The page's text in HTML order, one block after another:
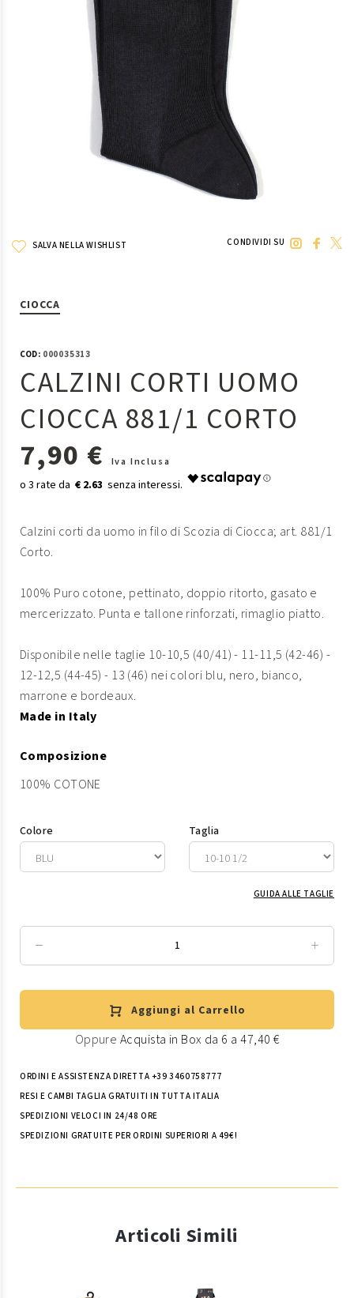
SALVA NELLA WISHLIST CONDIVIDI SU
CIOCCA
COD:000035313
CALZINI CORTI UOMO
CIOCCA 881/1 CORTO
7,90 €
Iva Inclusa
€ 2.63
Calzini corti da uomo in filo di Scozia di Ciocca; art. 881/1
Corto.
100% Puro cotone, pettinato, doppio ritorto, gasato e
mercerizzato. Punta e tallone rinforzati, rimaglio piatto.
Disponibile nelle taglie 10-10,5 (40/41) - 11-11,5 (42-46) -
12-12,5 (44-45) - 13 (46) nei colori blu, nero, bianco,
marrone e bordeaux.
Made in Italy
Composizione
100% COTONE
Colore Taglia
GUIDA ALLE TAGLIE
Aggiungi al Carrello
Oppure Acquista in Box da 6 a 47,40 €
ORDINI E ASSISTENZA DIRETTA +39 3460758777
RESI E CAMBI TAGLIA GRATUITI IN TUTTA ITALIA
SPEDIZIONI VELOCI IN 24/48 ORE
SPEDIZIONI GRATUITE PER ORDINI SUPERIORI A 49€!
Articoli Simili